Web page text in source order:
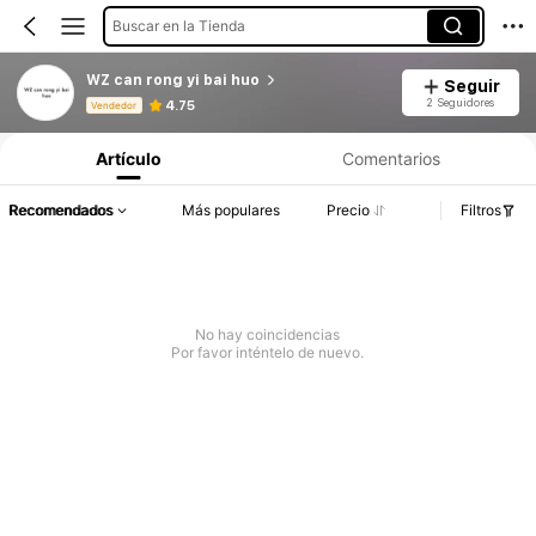
Buscar en la Tienda
WZ can rong yi bai huo
Vendedor 4.75
Seguir
2 Seguidores
Artículo Comentarios
Recomendados Más populares Precio Filtros
No hay coincidencias
Por favor inténtelo de nuevo.